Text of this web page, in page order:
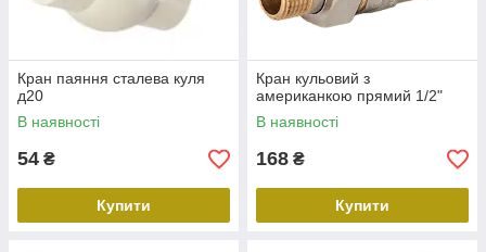
Кран паяння сталева куля
д20
В наявності
54 ₴
Купити
Кран кульовий з
американкою прямий 1/2"
В наявності
168 ₴
Купити